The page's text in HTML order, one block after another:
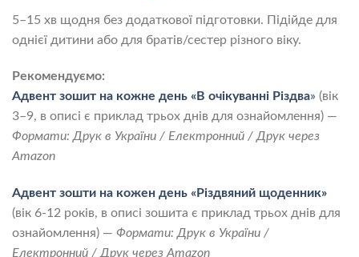
5–15 хв щодня без додаткової підготовки. Підійде для
однієї дитини або для братів/сестер різного віку.
Рекомендуємо:
Адвент зошит на кожне день «В очікуванні Різдва» (вік
3–9, в описі є приклад трьох днів для ознайомлення) —
Формати: Друк в України / Електронний / Друк через
Amazon
Адвент зошти на кожен день «Різдвяний щоденник»
(вік 6-12 років, в описі зошита є приклад трьох днів для
ознайомлення) — Формати: Друк в України /
Електронний / Друк через Amazon